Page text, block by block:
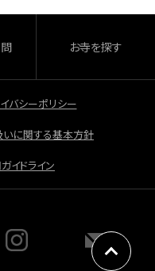
お寺を探す
バシーポリシー
に関する基本方針
イドライン